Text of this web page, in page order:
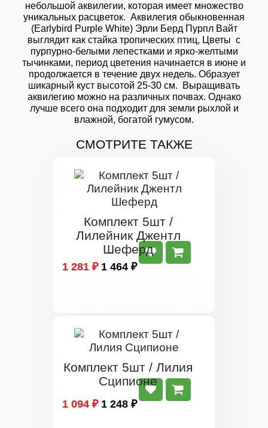
небольшой аквилегии, которая имеет множество
уникальных расцветок. Аквилегия обыкновенная
(Earlybird Purple White) Эрли Берд Пурпл Вайт
выглядит как стайка тропических птиц, Цветы с
пурпурно-белыми лепестками и ярко-желтыми
тычинками, период цветения начинается в июне и
продолжается в течение двух недель. Образует
шикарный куст высотой 25-30 см. Выращивать
аквилегию можно на различных почвах. Однако
лучше всего она подходит для земли рыхлой и
влажной, богатой гумусом.
СМОТРИТЕ ТАКЖЕ
Комплект 5шт /
Лилейник Джентл
Шеферд
1 281 ₽ 1 464 ₽
Комплект 5шт / Лилия
Сципионе
1 094 ₽ 1 248 ₽